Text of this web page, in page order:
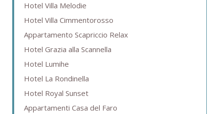
Hotel Villa Melodie
Hotel Villa Cimmentorosso
Appartamento Scapriccio Relax
Hotel Grazia alla Scannella
Hotel Lumihe
Hotel La Rondinella
Hotel Royal Sunset
Appartamenti Casa del Faro